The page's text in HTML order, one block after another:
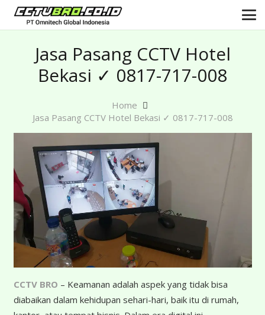
Jasa Pasang CCTV Hotel
Bekasi ✓ 0817-717-008
Home
Jasa Pasang CCTV Hotel Bekasi ✓ 0817-717-008
CCTV BRO – Keamanan adalah aspek yang tidak bisa
diabaikan dalam kehidupan sehari-hari, baik itu di rumah,